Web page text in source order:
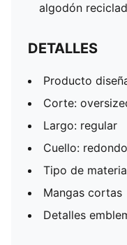
algodón
DETALLES
Producto
Corte:
Largo: regular
Cuello: redondo
Tipo de
Mangas cortas
Detalles